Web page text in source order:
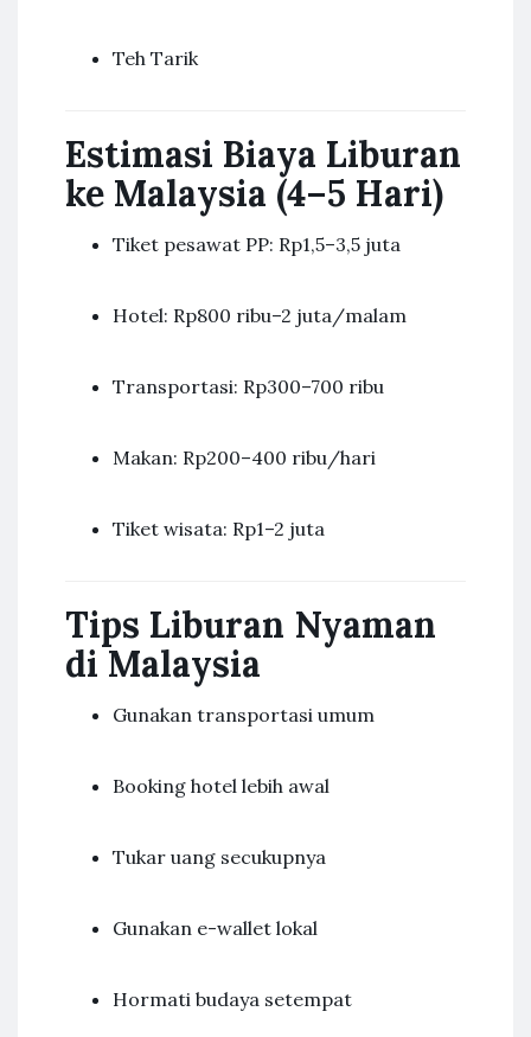
Teh Tarik
Estimasi Biaya Liburan
ke Malaysia (4–5 Hari)
Tiket pesawat PP: Rp1,5–3,5 juta
Hotel: Rp800 ribu–2 juta/malam
Transportasi: Rp300–700 ribu
Makan: Rp200–400 ribu/hari
Tiket wisata: Rp1–2 juta
Tips Liburan Nyaman
di Malaysia
Gunakan transportasi umum
Booking hotel lebih awal
Tukar uang secukupnya
Gunakan e-wallet lokal
Hormati budaya setempat